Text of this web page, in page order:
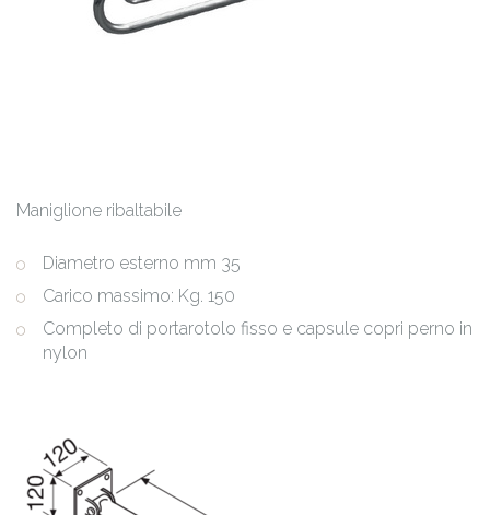
Maniglione ribaltabile
Diametro esterno mm 35
Carico massimo: Kg. 150
Completo di portarotolo fisso e capsule copri perno in
nylon